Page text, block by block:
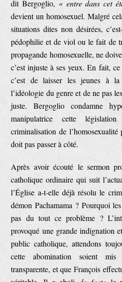
dit Bergoglio, « entre dans cet
devient un homosexuel. Malgré
situations dites non désirées,
pédophilie et de viol ou le fait de
propagande homosexuelle, ne
c’est injuste à ses yeux. En fait,
c’est de laisser les jeunes à
l’idéologie du genre et de ne pas
juste. Bergoglio condamne
manipulatrice cette
criminalisation de
doit pas passer à côté.
Après avoir écouté le sermon
catholique ordinaire qui suit
l’Église a-t-elle déjà résolu le
démon Pachamama ? Pourquoi
pas du tout ce problème ?
provoqué une grande indignation
public catholique, attendons
cette abomination soient
transparente, et que François